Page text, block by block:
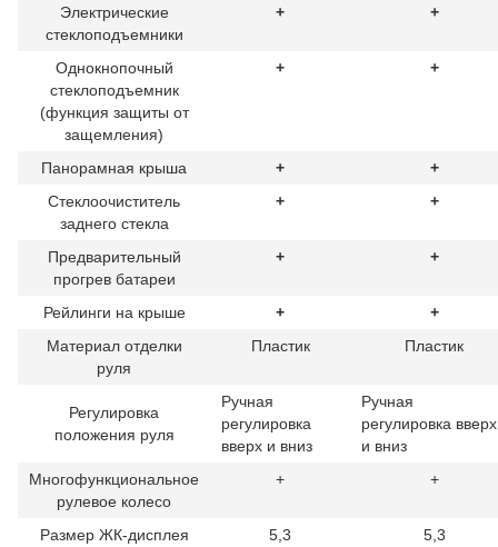
Электрические
стеклоподъемники
+ +
Однокнопочный
стеклоподъемник
(функция защиты от
защемления)
+ +
Панорамная крыша +
+
Стеклоочиститель
заднего стекла
+ +
Предварительный
прогрев батареи
+ +
Рейлинги на крыше +
+
Материал отделки
руля
Пластик Пластик
Регулировка
положения руля
Ручная
регулировка
вверх и вниз
Ручная
регулировка вверх
и вниз
Многофункциональное
рулевое колесо
+ +
Размер ЖК-дисплея
5,3 5,3